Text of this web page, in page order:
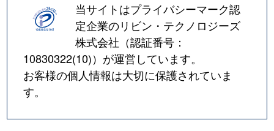
当サイトはプライバシーマーク認
定企業のリビン・テクノロジーズ
株式会社（認証番号：
10830322(10)）が運営しています。
お客様の個人情報は大切に保護されていま
す。